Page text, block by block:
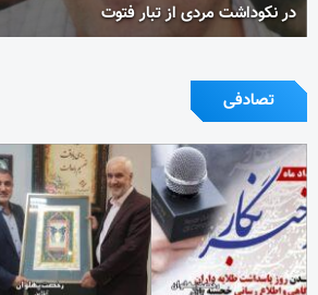
در نکوداشت مردی از تبار فتوت
تصادفی